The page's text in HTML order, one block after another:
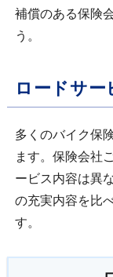
補償のある保険
う。
ロードサー
多くのバイク保
ます。保険会社
ービス内容は異
の充実内容を比
す。